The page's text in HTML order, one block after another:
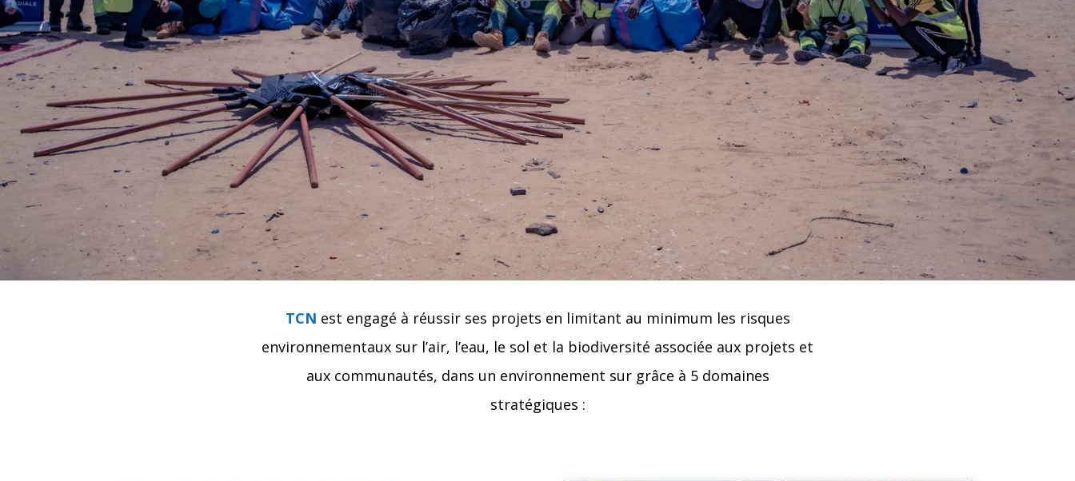
TCN est engagé à réussir ses projets en limitant au minimum les risques
environnementaux sur l’air, l’eau, le sol et la biodiversité associée aux projets et
aux communautés, dans un environnement sur grâce à 5 domaines
stratégiques :